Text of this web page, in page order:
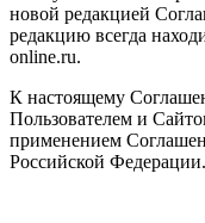
новой редакцией
редакцию всегда
online.ru.
К настоящему
Пользователем и
применением
Российской Федерации.